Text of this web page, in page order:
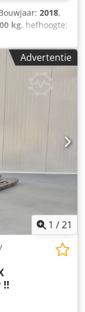
2018,
kg, hefhoogte:
* EX * Miretti 3G
height:2940
Ie Agyjrf
NEW * 24v /
Systeem /
Tempklasse =
)Uitgevoerd
met Full
LIKE NEW
Advertentie
1 /21